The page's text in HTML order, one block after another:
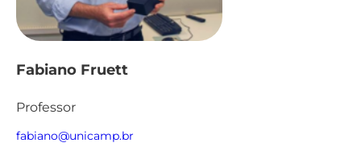
Fabiano Fruett
Professor
fabiano@unicamp.br